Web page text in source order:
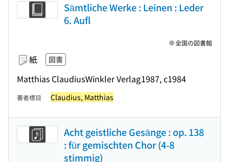
Sämtliche Werke : Leinen : Leder
6. Aufl
紙 図書
Matthias ClaudiusWinkler Verlag1987, c1984
全国の図書館
著者標目 Claudius, Matthias
Acht geistliche Gesänge : op. 138
: für gemischten Chor (4-8
stimmig)